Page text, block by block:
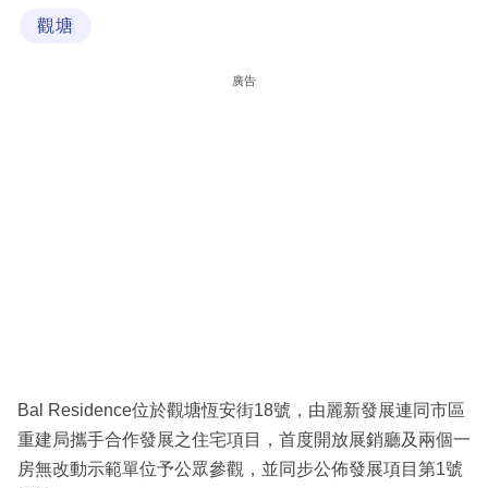
觀塘
廣告
Bal Residence位於觀塘恆安街18號，由麗新發展連同市區
重建局攜手合作發展之住宅項目，首度開放展銷廳及兩個一
房無改動示範單位予公眾參觀，並同步公佈發展項目第1號